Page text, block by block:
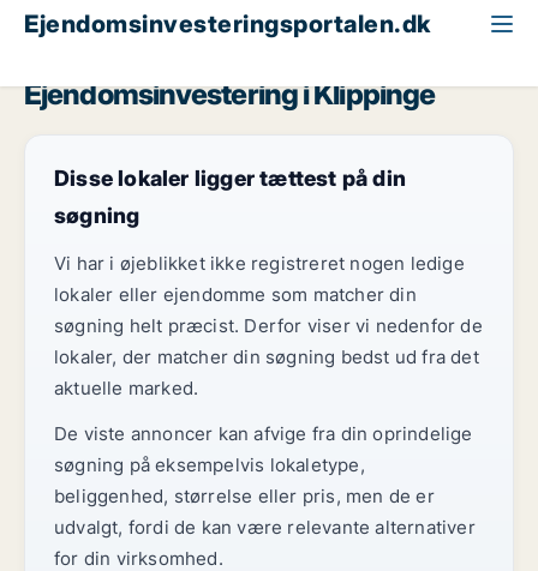
Ejendomsinvesteringsportalen.dk
Ejendomsinvestering i Klippinge
Disse lokaler ligger tættest på din
søgning
Vi har i øjeblikket ikke registreret nogen ledige
lokaler eller ejendomme som matcher din
søgning helt præcist. Derfor viser vi nedenfor de
lokaler, der matcher din søgning bedst ud fra det
aktuelle marked.
De viste annoncer kan afvige fra din oprindelige
søgning på eksempelvis lokaletype,
beliggenhed, størrelse eller pris, men de er
udvalgt, fordi de kan være relevante alternativer
for din virksomhed.